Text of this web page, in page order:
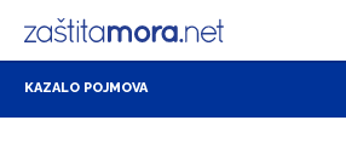
KAZALO POJMOVA